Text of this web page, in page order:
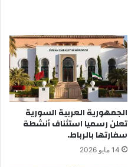
الجمهورية العربية السورية
تعلن رسميا استئناف أنشطة
سفارتها بالرباط.
14 مايو 2026